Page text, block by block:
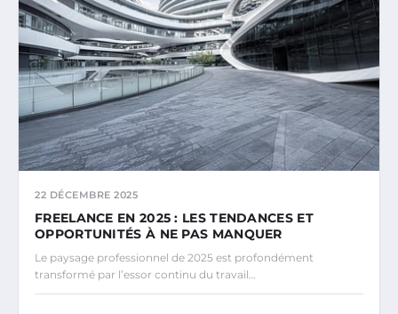
22 DÉCEMBRE 2025
FREELANCE EN 2025 : LES TENDANCES ET
OPPORTUNITÉS À NE PAS MANQUER
Le paysage professionnel de 2025 est profondément
transformé par l’essor continu du travail…